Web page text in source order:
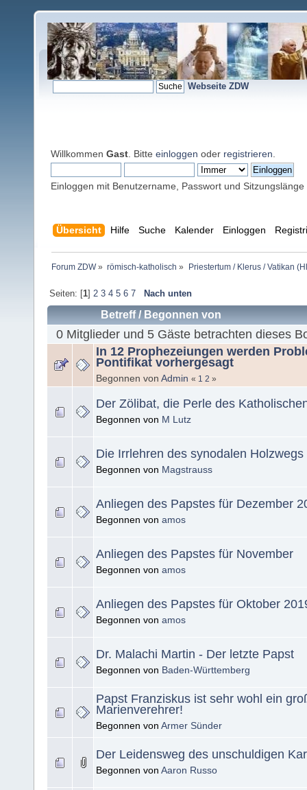
Webseite ZDW
Willkommen Gast . Bitte einloggen oder registrieren
Einloggen mit Benutzername, Passwort und Sitzungslänge
Übersicht Hilfe Suche Kalender Einloggen
Forum ZDW» römisch-katholisch » Priestertum / Klerus / Vatikan
Seiten: [1] 2 3 4 5 6 7 Nach unten
Betreff/ Begonnen von
0 Mitglieder und 5 Gäste betrachten dieses
In 12 Prophezeiungen werden
Pontifikat vorhergesagt
Begonnen von Admin « 1 2 »
Der Zölibat, die Perle des
Begonnen von M Lutz
Die Irrlehren des synodalen Holzwegs
Begonnen von Magstrauss
Anliegen des Papstes für Dezember
Begonnen von amos
Anliegen des Papstes für November
Begonnen von amos
Anliegen des Papstes für Oktober
Begonnen von amos
Dr. Malachi Martin - Der letzte Papst
Begonnen von Baden-Württemberg
Papst Franziskus ist sehr wohl ein
Marienverehrer!
Begonnen von Armer Sünder
Der Leidensweg des unschuldigen
Begonnen von Aaron Russo